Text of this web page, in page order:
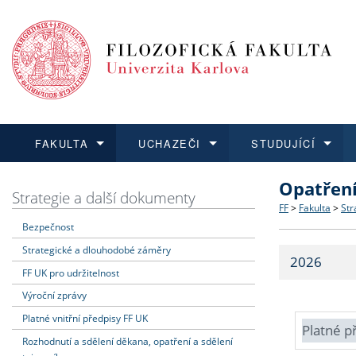
FAKULTA
Dozvědět se více
Struktura
Strategie
Fakultní
UCHAZEČI
Podat přihlášku
Co
Učitelské
STUDUJÍCÍ
Dozvědět se více
Dozvědět se více
O vědě a
Dozvědět se více
Aktuální
Strategie a další dokumenty
Bezpečnost
Strategické a dlouhodobé záměry
FF UK pro udržitelnost
Výroční zprávy
Platné vnitřní předpisy FF UK
Rozhodnutí a sdělení děkana, opatření a sdělení
FF > Fakulta >
2026
Platné